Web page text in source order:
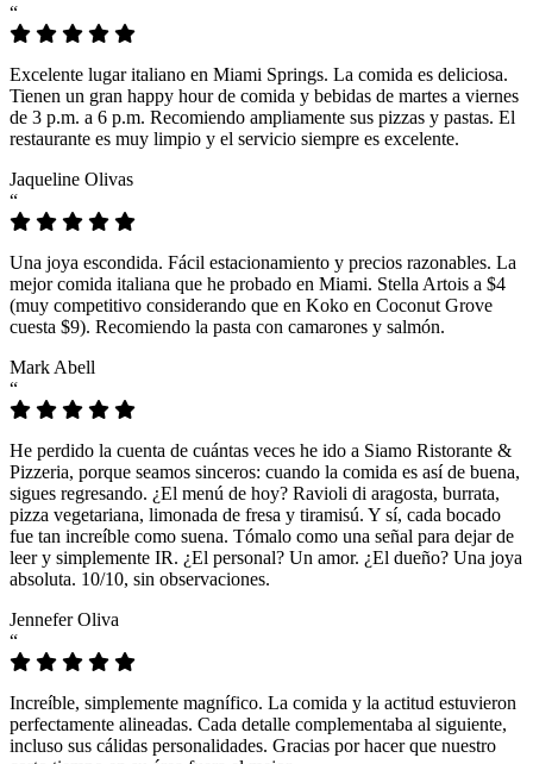
“
Excelente lugar italiano en Miami Springs. La comida es deliciosa.
Tienen un gran happy hour de comida y bebidas de martes a viernes
de 3 p.m. a 6 p.m. Recomiendo ampliamente sus pizzas y pastas. El
restaurante es muy limpio y el servicio siempre es excelente.
Jaqueline Olivas
“
Una joya escondida. Fácil estacionamiento y precios razonables. La
mejor comida italiana que he probado en Miami. Stella Artois a $4
(muy competitivo considerando que en Koko en Coconut Grove
cuesta $9). Recomiendo la pasta con camarones y salmón.
Mark Abell
“
He perdido la cuenta de cuántas veces he ido a Siamo Ristorante &
Pizzeria, porque seamos sinceros: cuando la comida es así de buena,
sigues regresando. ¿El menú de hoy? Ravioli di aragosta, burrata,
pizza vegetariana, limonada de fresa y tiramisú. Y sí, cada bocado
fue tan increíble como suena. Tómalo como una señal para dejar de
leer y simplemente IR. ¿El personal? Un amor. ¿El dueño? Una joya
absoluta. 10/10, sin observaciones.
Jennefer Oliva
“
Increíble, simplemente magnífico. La comida y la actitud estuvieron
perfectamente alineadas. Cada detalle complementaba al siguiente,
incluso sus cálidas personalidades. Gracias por hacer que nuestro